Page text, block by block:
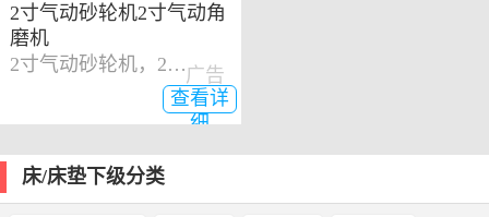
2寸气动砂轮机2寸气动角
磨机
2寸气动砂轮机，2寸气动角磨机
查看详
细
广告
床/床垫下级分类